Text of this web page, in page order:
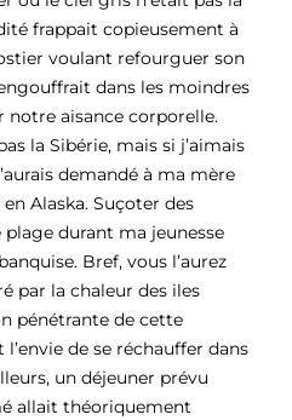
frappait copieusement à
voulant refourguer son
dans les moindres
notre aisance corporelle.
la Sibérie, mais si j’aimais
demandé à ma mère
Alaska. Suçoter des
durant ma jeunesse
Bref, vous l’aurez
par la chaleur des iles
pénétrante de cette
de se réchauffer dans
un déjeuner prévu
allait théoriquement